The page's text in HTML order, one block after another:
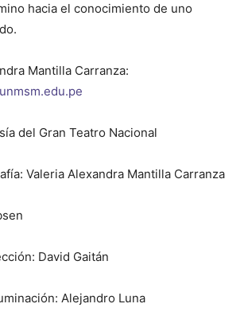
hacia el conocimiento de uno
Mantilla Carranza:
del Gran Teatro Nacional
Valeria Alexandra Mantilla Carranza
David Gaitán
Alejandro Luna